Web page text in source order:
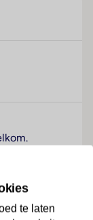
is graag bij
een kluis
Via
te laten